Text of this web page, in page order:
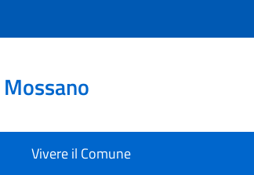
Vivere il Comune